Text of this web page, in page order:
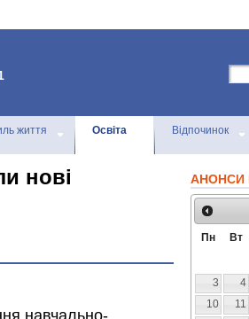
життя Освіта Відпочинок
нові
навчально-
АНОНСИ
Пн Вт
3
4
10
11